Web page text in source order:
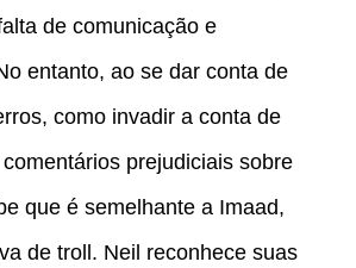
de comunicação e
entanto, ao se dar conta de
como invadir a conta de
prejudiciais sobre
que é semelhante a Imaad,
de troll. Neil reconhece suas